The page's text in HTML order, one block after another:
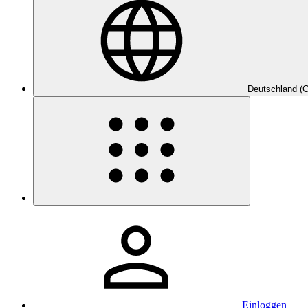
Deutschland
Einloggen